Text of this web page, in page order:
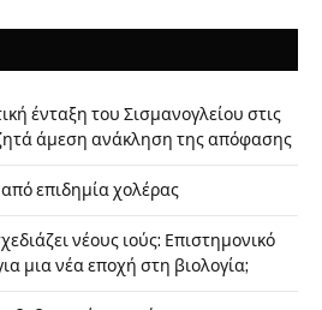
ένταξη του Σισμανογλείου στις
άμεση ανάκληση της απόφασης
από επιδημία χολέρας
νέους ιούς: Επιστημονικό
μια νέα εποχή στη βιολογία;